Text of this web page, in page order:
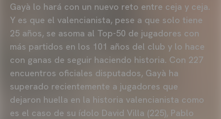
Gayà lo hará con un nuevo reto entre ceja y ceja.
Y es que el valencianista, pese a que solo tiene
25 años, se asoma al Top-50 de jugadores con
más partidos en los 101 años del club y lo hace
con ganas de seguir haciendo historia. Con 227
encuentros oficiales disputados, Gayà ha
superado recientemente a jugadores que
dejaron huella en la historia valencianista como
es el caso de su ídolo David Villa (225), Pablo